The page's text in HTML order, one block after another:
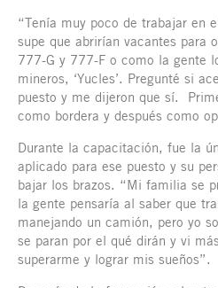
“Tenía muy poco de trabajar en
supe que abrirían vacantes para
777-G y 777-F o como la gente
mineros, ‘Yucles’. Pregunté si
puesto y me dijeron que sí.
como bordera y después como
Durante la capacitación, fue la
aplicado para ese puesto y su
bajar los brazos. “Mi familia se
la gente pensaría al saber que
manejando un camión, pero yo
se paran por el qué dirán y vi
superarme y lograr mis sueños”.